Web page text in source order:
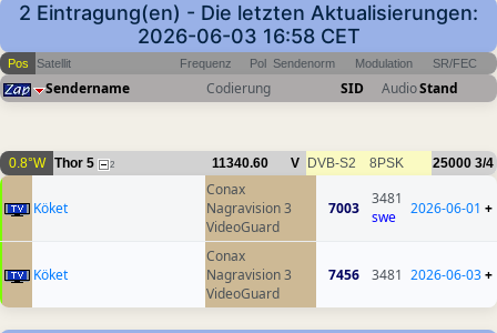
2 Eintragung(en) - Die letzten Aktualisierungen:
2026-06-03 16:58 CET
Pos Satellit Frequenz Pol Sendenorm Modulation SR/FEC
Sendername Codierung SID AudioStand
0.8°W Thor 5 2 11340.60 V DVB-S2 8PSK 25000 3/4
Köket
Conax
Nagravision 3
VideoGuard
7003
3481
swe
2026-06-01 +
Köket
Conax
Nagravision 3
VideoGuard
7456 3481 2026-06-03+